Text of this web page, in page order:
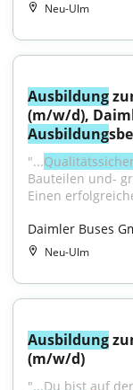
Neu-Ulm
Ausbildung
Ausbildung
"...
Bauteilen und-
Einen
Daimler Buses
Neu-Ulm
Ausbildung
(m/w/d)